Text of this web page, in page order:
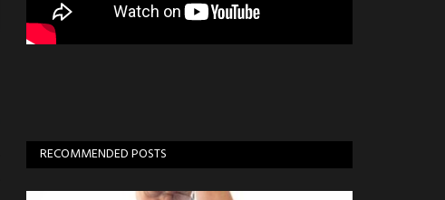
RECOMMENDED POSTS